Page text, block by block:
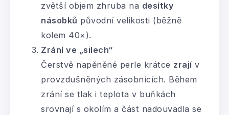
zvětší objem zhruba na desítky
násobků původní velikosti (běžně
kolem 40×).
Zrání ve „silech“
Čerstvě napěněné perle krátce zrají v
provzdušněných zásobnících. Během
zrání se tlak i teplota v buňkách
srovnají s okolím a část nadouvadla se